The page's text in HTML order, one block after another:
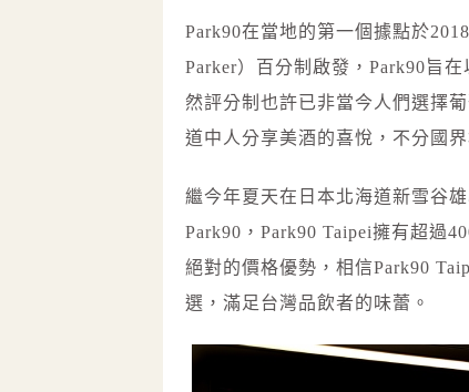
Park90在當地的第一個據點於
Parker）百分制啟發，Park90旨
然評分制也許已非當今人們選擇
道中人分享美酒的喜悅，不分國
繼今年夏天在日本北海道新雪谷
Park90，Park90 Taipei擁有超過
絕對的價格優勢，相信Park90
選，滿足台灣品飲者的味蕾。